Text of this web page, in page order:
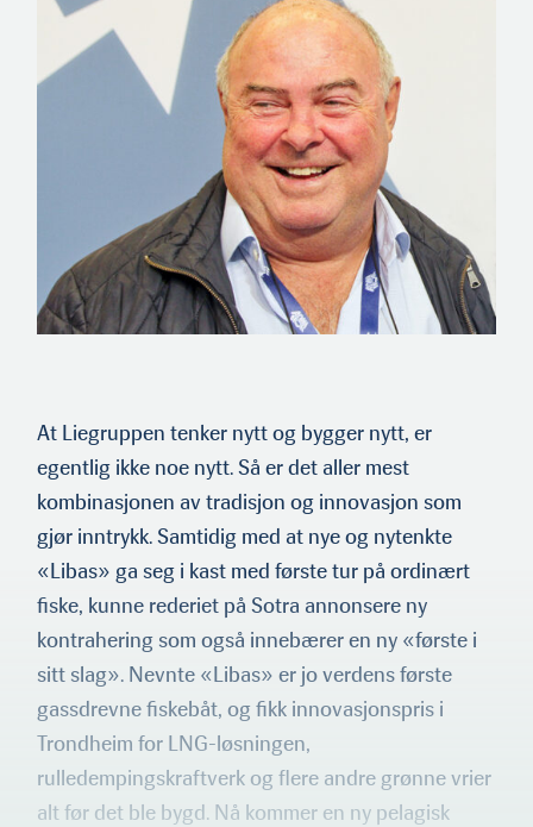
At Liegruppen tenker nytt og bygger nytt, er
egentlig ikke noe nytt. Så er det aller mest
kombinasjonen av tradisjon og innovas­jon som
gjør inntrykk. Samtidig med at nye og nytenkte
«Libas» ga seg i kast med første tur på ordinært
fiske, kunne rederiet på Sotra annonsere ny
kontrahering som også innebærer en ny «første i
sitt slag». Nevnte «Libas» er jo verdens første
gassdrevne fiskebåt, og fikk innovasjonspris i
Trondheim for LNG-løsningen,
rulledempingskraftverk og flere andre grønne vrier
alt før det ble bygd. Nå kommer en ny pelagisk